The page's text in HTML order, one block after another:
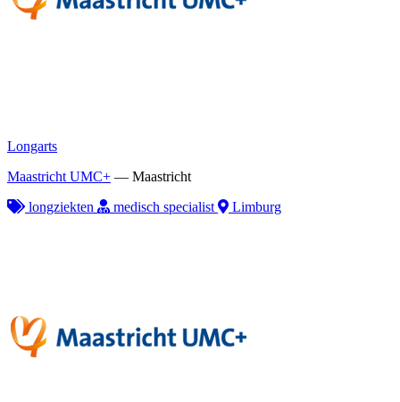
Longarts
Maastricht UMC+ — Maastricht
longziekten
medisch specialist Limburg